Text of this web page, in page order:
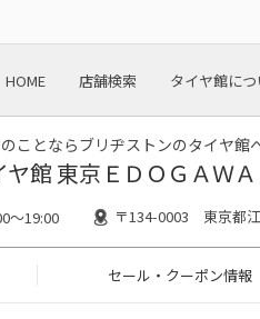
HOME 店舗検索 タイヤ館につ
ことならブリヂストンのタイヤ館
ヤ館 東京ＥＤＯＧＡＷＡ
～19:00 〒134-0003 東京都
セール・クーポン情報